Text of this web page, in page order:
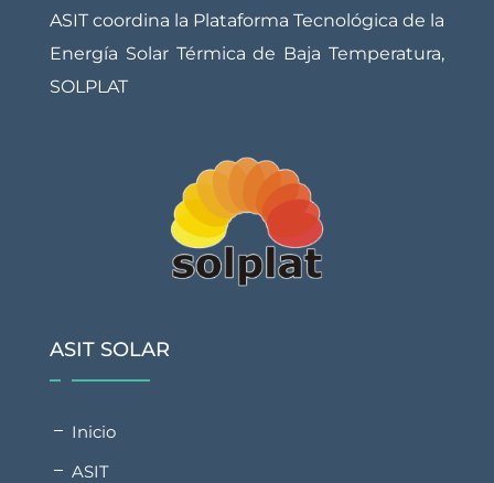
ASIT coordina la Plataforma Tecnológica de la
Energía Solar Térmica de Baja Temperatura,
SOLPLAT
ASIT SOLAR
Inicio
ASIT